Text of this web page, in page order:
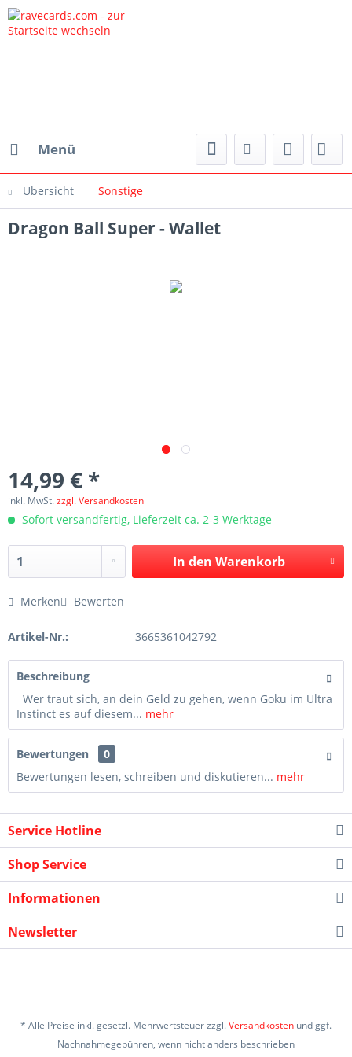
Menü
Übersicht Sonstige
Dragon Ball Super - Wallet
14,99 € *
inkl. MwSt.zzgl. Versandkosten
Sofort versandfertig, Lieferzeit ca. 2-3 Werktage
In den Warenkorb
Merken Bewerten
Artikel-Nr.: 3665361042792
Beschreibung
Wer traut sich, an dein Geld zu gehen, wenn Goku im Ultra
Instinct es auf diesem... mehr
Bewertungen
0
Bewertungen lesen, schreiben und diskutieren... mehr
Service Hotline
Shop Service
Informationen
Newsletter
* Alle Preise inkl. gesetzl. Mehrwertsteuer zzgl.Versandkosten und ggf.
Nachnahmegebühren, wenn nicht anders beschrieben